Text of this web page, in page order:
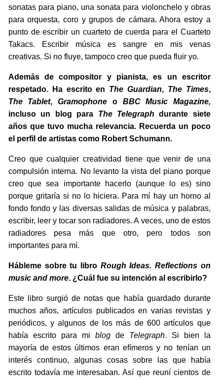
sonatas para piano, una sonata para violonchelo y obras
para orquesta, coro y grupos de cámara. Ahora estoy a
punto de escribir un cuarteto de cuerda para el Cuarteto
Takacs. Escribir música es sangre en mis venas
creativas. Si no fluye, tampoco creo que pueda fluir yo.
Además de compositor y pianista, es un escritor
respetado. Ha escrito en The Guardian, The Times,
The Tablet,Gramophone o BBC Music Magazine,
incluso un blog para The Telegraph durante siete
años que tuvo mucha relevancia. Recuerda un poco
el perfil de artistas como Robert Schumann.
Creo que cualquier creatividad tiene que venir de una
compulsión interna. No levanto la vista del piano porque
creo que sea importante hacerlo (aunque lo es) sino
porque gritaría si no lo hiciera. Para mí hay un horno al
fondo fondo y las diversas salidas de música y palabras,
escribir, leer y tocar son radiadores. A veces, uno de estos
radiadores pesa más que otro, pero todos son
importantes para mí.
Hábleme sobre tu libro Rough Ideas. Reflections on
music and more. ¿Cuál fue su intención al escribirlo?
Este libro surgió de notas que había guardado durante
muchos años, artículos publicados en varias revistas y
periódicos, y algunos de los más de 600 artículos que
había escrito para mi blogde Telegraph. Si bien la
mayoría de estos últimos eran efímeros y no tenían un
interés continuo, algunas cosas sobre las que había
escrito todavía me interesaban. Así que reuní cientos de